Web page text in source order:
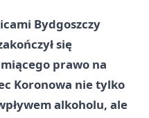
Bydgoszczy
się
prawo na
Koronowa nie tylko
alkoholu, ale